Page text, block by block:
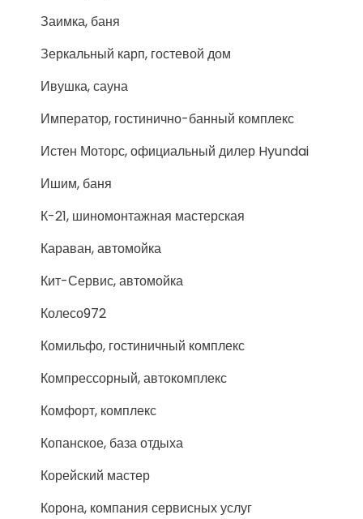
Заимка, баня
Зеркальный карп, гостевой дом
Ивушка, сауна
Император, гостинично-банный комплекс
Истен Моторс, официальный дилер Hyundai
Ишим, баня
К-21, шиномонтажная мастерская
Караван, автомойка
Кит-Сервис, автомойка
Колесо972
Комильфо, гостиничный комплекс
Компрессорный, автокомплекс
Комфорт, комплекс
Копанское, база отдыха
Корейский мастер
Корона, компания сервисных услуг